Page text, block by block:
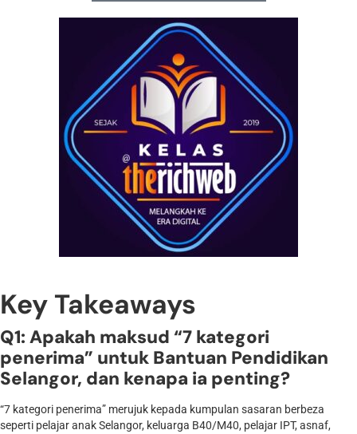
Key Takeaways
Q1: Apakah maksud “7 kategori
penerima” untuk Bantuan Pendidikan
Selangor, dan kenapa ia penting?
“7 kategori penerima” merujuk kepada kumpulan sasaran berbeza
seperti pelajar anak Selangor, keluarga B40/M40, pelajar IPT, asnaf,